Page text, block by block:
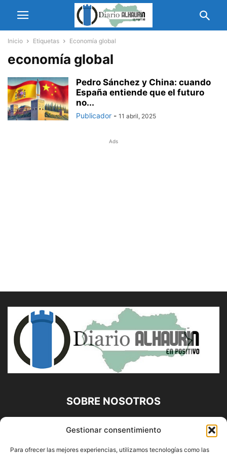
Gestionar consentimiento
Para ofrecer las mejores experiencias, utilizamos tecnologías como las
Inicio Etiquetas Economía global
economía global
Pedro Sánchez y China: cuando
España entiende que el futuro
no...
Publicador - 11 abril, 2025
Ads
SOBRE NOSOTROS
Diario Alhaurín (www.alhaurindelatorre.com) Propiedad de
Francisco E. López López | 639 95 71 95 | Noticias de
Alhaurín de la Torre, Málaga y Provincia|